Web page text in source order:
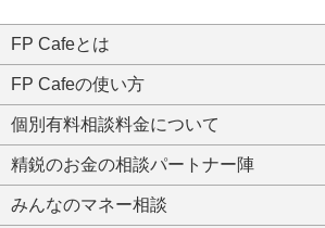
FP Cafeとは
FP Cafeの使い方
個別有料相談料金について
精鋭のお金の相談パートナー陣
みんなのマネー相談